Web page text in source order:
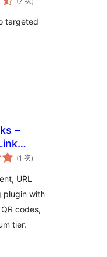
分
數
targeted
–
(1 次評
分)
URL
plugin with
codes,
tier.